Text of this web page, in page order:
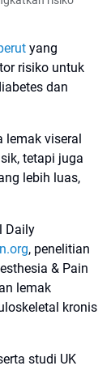
yang
risiko untuk
dan
lemak viseral
tetapi juga
lebih luas,
Daily
, penelitian
& Pain
lemak
kronis
studi UK